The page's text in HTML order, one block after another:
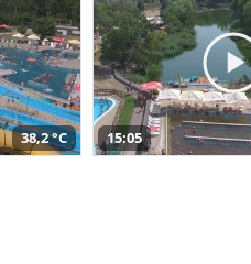
38,2 °C 15:05